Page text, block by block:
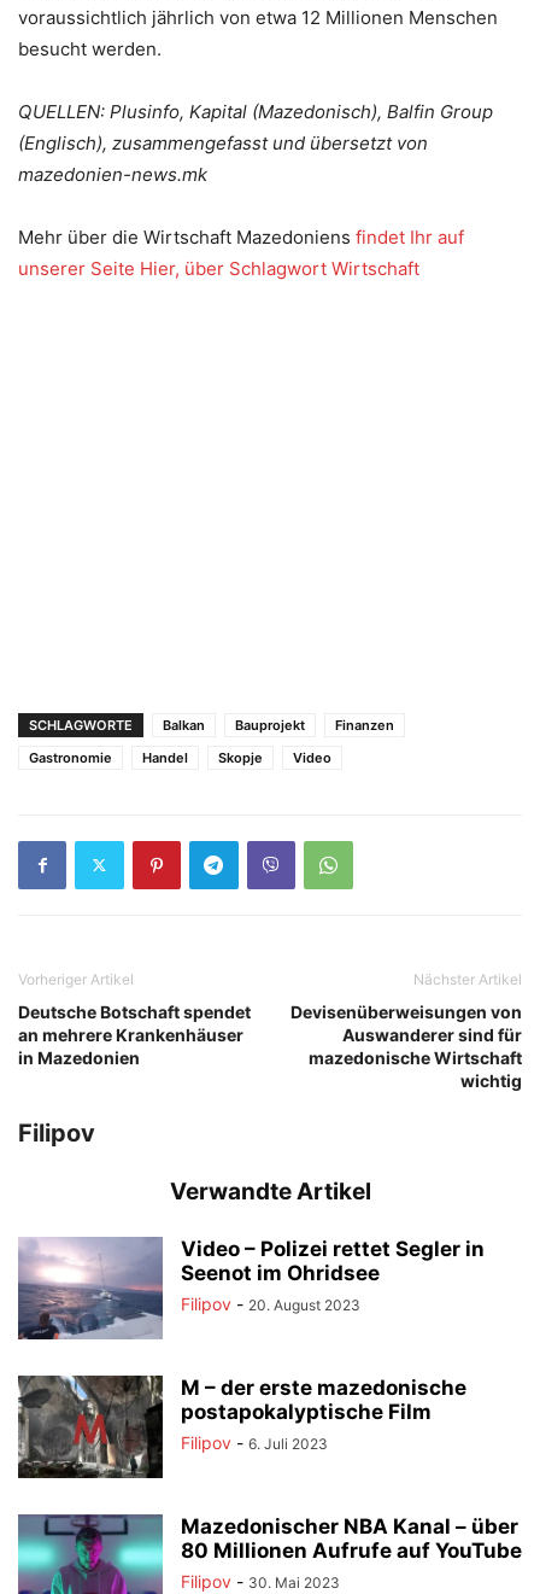
voraussichtlich jährlich von etwa 12 Millionen Menschen
besucht werden.
QUELLEN: Plusinfo, Kapital (Mazedonisch), Balfin Group
(Englisch), zusammengefasst und übersetzt von
mazedonien-news.mk
Mehr über die Wirtschaft Mazedoniens findet Ihr auf
unserer Seite Hier, über Schlagwort Wirtschaft
SCHLAGWORTE Balkan Bauprojekt
Finanzen
Gastronomie
Handel Skopje Video
Vorheriger Artikel
Deutsche Botschaft spendet
an mehrere Krankenhäuser
in Mazedonien
Nächster Artikel
Devisenüberweisungen von
Auswanderer sind für
mazedonische Wirtschaft
wichtig
Filipov
Verwandte Artikel
Video – Polizei rettet Segler in
Seenot im Ohridsee
Filipov - 20. August 2023
M – der erste mazedonische
postapokalyptische Film
Filipov - 6. Juli 2023
Mazedonischer NBA Kanal – über
80 Millionen Aufrufe auf YouTube
Filipov - 30. Mai 2023